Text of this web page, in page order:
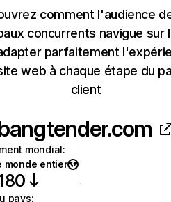
comment l'audience
concurrents navigue sur
parfaitement
web à chaque étape du
client
mondial:
monde entier
pays: